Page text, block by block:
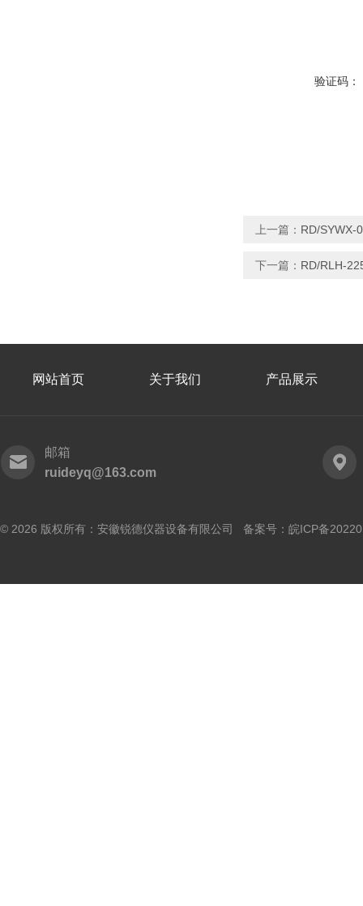
验证码：
上一篇： RD/SYWX-
下一篇： RD/RLH-
网站首页 关于我们 产品展示
邮箱
ruideyq@163.com
© 2026 版权所有：安徽锐德仪器设备有限公司 备案号： 皖ICP备